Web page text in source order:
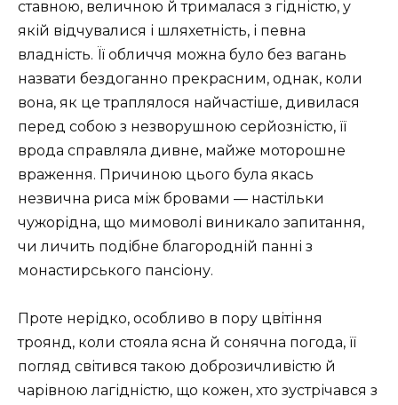
ставною, величною й трималася з гідністю, у
якій відчувалися і шляхетність, і певна
владність. Її обличчя можна було без вагань
назвати бездоганно прекрасним, однак, коли
вона, як це траплялося найчастіше, дивилася
перед собою з незворушною серйозністю, її
врода справляла дивне, майже моторошне
враження. Причиною цього була якась
незвична риса між бровами — настільки
чужорідна, що мимоволі виникало запитання,
чи личить подібне благородній панні з
монастирського пансіону.
Проте нерідко, особливо в пору цвітіння
троянд, коли стояла ясна й сонячна погода, її
погляд світився такою доброзичливістю й
чарівною лагідністю, що кожен, хто зустрічався з